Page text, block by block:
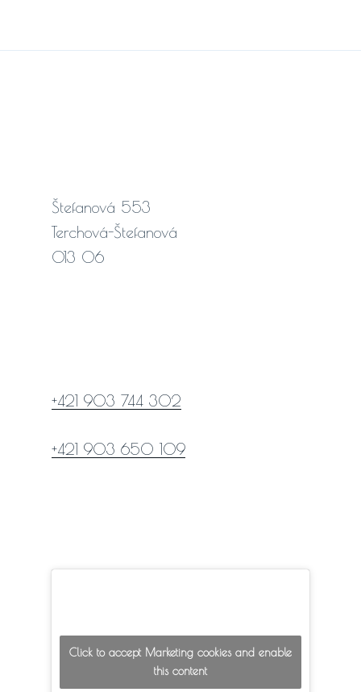
Štefanová 553
Terchová-Štefanová
013 06
+421 903 744 302
+421 903 650 109
Click to accept Marketing cookies and enable
this content